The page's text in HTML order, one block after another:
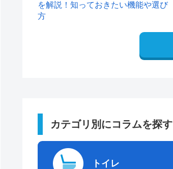
を解説！知っておきたい機能や選び
方
カテゴリ別にコラムを探す
トイレ